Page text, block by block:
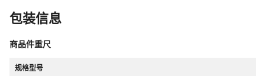
包装信息
商品件重尺
规格型号